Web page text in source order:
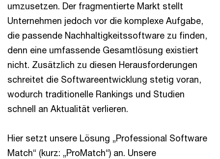
umzusetzen. Der fragmentierte Markt stellt
Unternehmen jedoch vor die komplexe Aufgabe,
die passende Nachhaltigkeitssoftware zu finden,
denn eine umfassende Gesamtlösung existiert
nicht. Zusätzlich zu diesen Herausforderungen
schreitet die Softwareentwicklung stetig voran,
wodurch traditionelle Rankings und Studien
schnell an Aktualität verlieren.
Hier setzt unsere Lösung „Professional Software
Match“ (kurz: „ProMatch“) an. Unsere